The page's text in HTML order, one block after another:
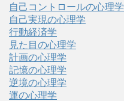
自己コントロールの心理学
自己実現の心理学
行動経済学
見た目の心理学
計画の心理学
記憶の心理学
逆境の心理学
運の心理学